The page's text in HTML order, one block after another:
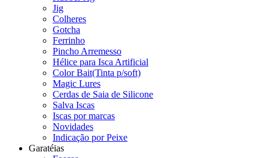
Jig
Colheres
Gotcha
Ferrinho
Pincho Arremesso
Hélice para Isca Artificial
Color Bait(Tinta p/soft)
Magic Lures
Cerdas de Saia de Silicone
Salva Iscas
Iscas por marcas
Novidades
Indicação por Peixe
Garatéias